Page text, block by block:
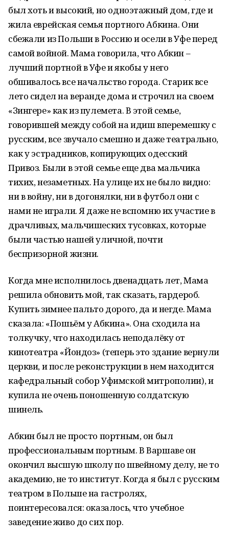
был хоть и высокий, но одноэтажный дом, где и
жила еврейская семья портного Абкина. Они
сбежали из Польши в Россию и осели в Уфе перед
самой войной. Мама говорила, что Абкин –
лучший портной в Уфе и якобы у него
обшивалось все начальство города. Старик все
лето сидел на веранде дома и строчил на своем
«Зингере» как из пулемета. В этой семье,
говорившей между собой на идиш вперемешку с
русским, все звучало смешно и даже театрально,
как у эстрадников, копирующих одесский
Привоз. Были в этой семье еще два мальчика
тихих, незаметных. На улице их не было видно:
ни в войну, ни в догонялки, ни в футбол они с
нами не играли. Я даже не вспомню их участие в
драчливых, мальчишеских тусовках, которые
были частью нашей уличной, почти
беспризорной жизни.
Когда мне исполнилось двенадцать лет, Мама
решила обновить мой, так сказать, гардероб.
Купить зимнее пальто дорого, да и негде. Мама
сказала: «Пошьём у Абкина». Она сходила на
толкучку, что находилась неподалёку от
кинотеатра «Йондоз» (теперь это здание вернули
церкви, и после реконструкции в нем находится
кафедральный собор Уфимской митрополии), и
купила не очень поношенную солдатскую
шинель.
Абкин был не просто портным, он был
профессиональным портным. В Варшаве он
окончил высшую школу по швейному делу, не то
академию, не то институт. Когда я был с русским
театром в Польше на гастролях,
поинтересовался: оказалось, что учебное
заведение живо до сих пор.